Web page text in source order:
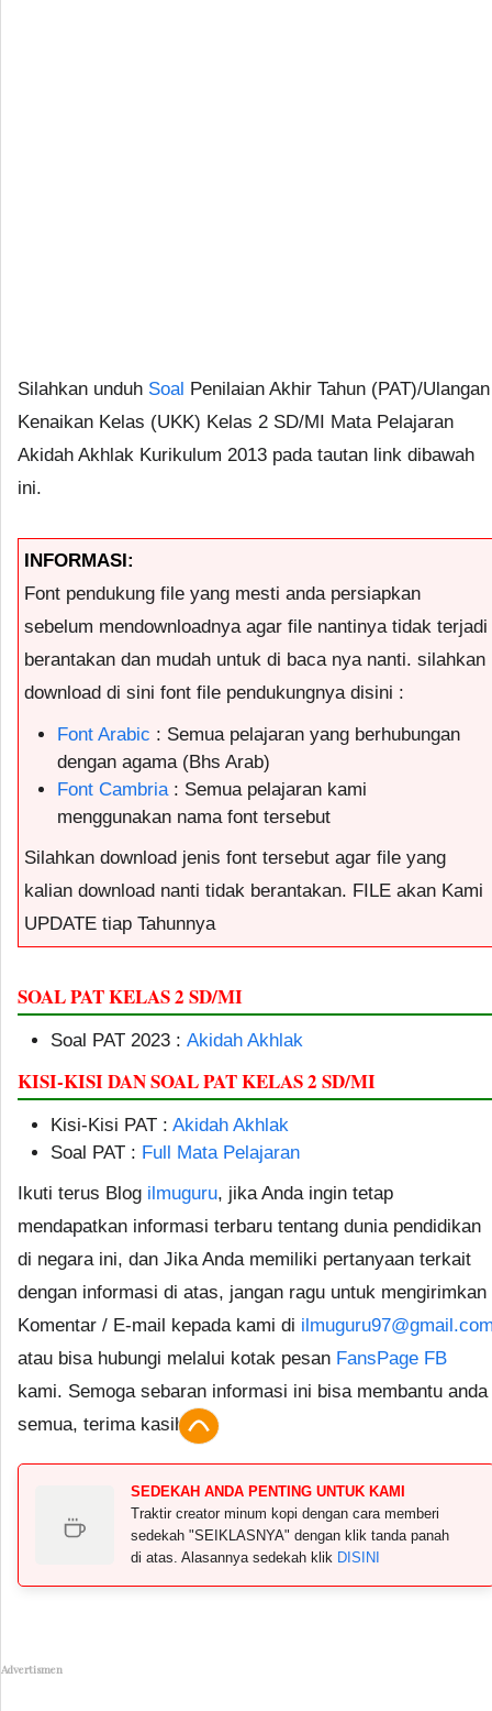
Silahkan unduh Soal Penilaian Akhir Tahun (PAT)/Ulangan
Kenaikan Kelas (UKK) Kelas 2 SD/MI Mata Pelajaran
Akidah Akhlak Kurikulum 2013 pada tautan link dibawah
ini.
INFORMASI:
Font pendukung file yang mesti anda persiapkan
sebelum mendownloadnya agar file nantinya tidak terjadi
berantakan dan mudah untuk di baca nya nanti. silahkan
download di sini font file pendukungnya disini :
Font Arabic : Semua pelajaran yang berhubungan
dengan agama (Bhs Arab)
Font Cambria: Semua pelajaran kami
menggunakan nama font tersebut
Silahkan download jenis font tersebut agar file yang
kalian download nanti tidak berantakan. FILE akan Kami
UPDATE tiap Tahunnya
SOAL PAT KELAS 2 SD/MI
Soal PAT 2023 : Akidah Akhlak
KISI-KISI DAN SOAL PAT KELAS 2 SD/MI
Kisi-Kisi PAT : Akidah Akhlak
Soal PAT : Full Mata Pelajaran
Ikuti terus Blog ilmuguru, jika Anda ingin tetap
mendapatkan informasi terbaru tentang dunia pendidikan
di negara ini, dan Jika Anda memiliki pertanyaan terkait
dengan informasi di atas, jangan ragu untuk mengirimkan
Komentar / E-mail kepada kami di
atau bisa hubungi melalui kotak pesan FansPage FB
kami. Semoga sebaran informasi ini bisa membantu anda
semua, terima kasih.
SEDEKAH ANDA PENTING UNTUK KAMI
Traktir creator minum kopi dengan cara memberi
sedekah "SEIKLASNYA" dengan klik tanda panah
di atas. Alasannya sedekah klik DISINI
Advertismen